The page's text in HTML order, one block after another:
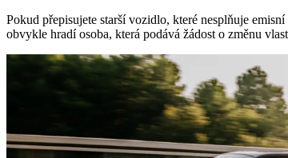
Pokud přepisujete starší vozidlo, které nesplňuje
obvykle hradí osoba, která podává žádost o změnu